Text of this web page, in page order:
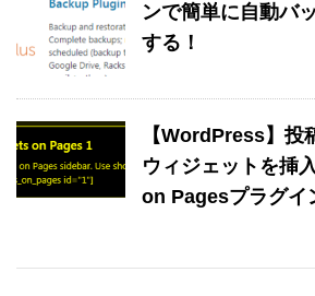
ンで簡単に自動バ
する！
【WordPress】投
ウィジェットを挿
on Pagesプラグイ